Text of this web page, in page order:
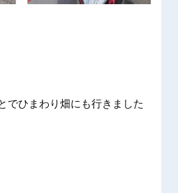
でひまわり畑にも行きました